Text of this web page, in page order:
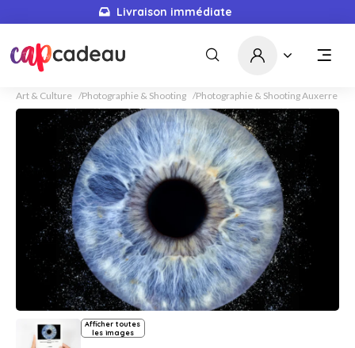
Livraison immédiate
Art & Culture Photographie & Shooting Photographie & Shooting Auxerre
Afficher toutes
les images